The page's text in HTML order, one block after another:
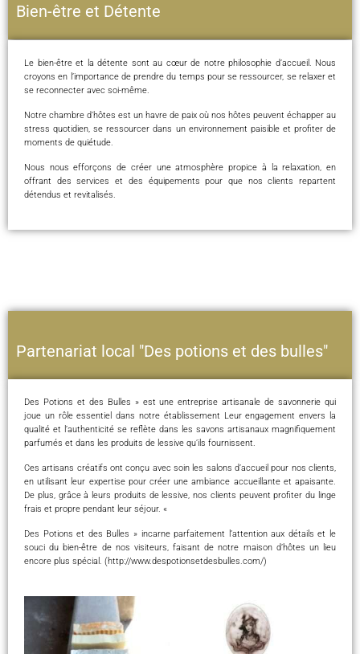
Bien-être et Détente
Le bien-être et la détente sont au cœur de notre philosophie d’accueil. Nous
croyons en l’importance de prendre du temps pour se ressourcer, se relaxer et
se reconnecter avec soi-même.
Notre chambre d’hôtes est un havre de paix où nos hôtes peuvent échapper au
stress quotidien, se ressourcer dans un environnement paisible et profiter de
moments de quiétude.
Nous nous efforçons de créer une atmosphère propice à la relaxation, en
offrant des services et des équipements pour que nos clients repartent
détendus et revitalisés.
Partenariat local "Des potions et des bulles"
Des Potions et des Bulles » est une entreprise artisanale de savonnerie qui
joue un rôle essentiel dans notre établissement Leur engagement envers la
qualité et l’authenticité se reflète dans les savons artisanaux magnifiquement
parfumés et dans les produits de lessive qu’ils fournissent.
Ces artisans créatifs ont conçu avec soin les salons d’accueil pour nos clients,
en utilisant leur expertise pour créer une ambiance accueillante et apaisante.
De plus, grâce à leurs produits de lessive, nos clients peuvent profiter du linge
frais et propre pendant leur séjour. «
Des Potions et des Bulles » incarne parfaitement l’attention aux détails et le
souci du bien-être de nos visiteurs, faisant de notre maison d’hôtes un lieu
encore plus spécial. (http://www.despotionsetdesbulles.com/)